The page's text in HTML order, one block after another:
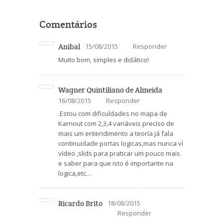
Comentários
Anibal 15/08/2015
Responder
Muito bom, simples e didático!
Wagner Quintiliano de Almeida
16/08/2015
Responder
.Estou com dificuldades no mapa de
Karnout com 2,3,4 variáveis preciso de
mais um entendimento a teoría já fala
continuidade portas logicas,mas nunca ví
vídeo ,slids para praticar um pouco mais
e saber para que isto é importante na
logica,etc…
Ricardo Brito
18/08/2015
Responder